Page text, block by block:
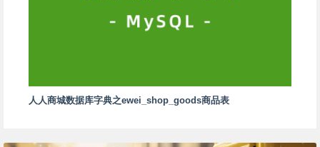
人人商城数据库字典之ewei_shop_goods商品表